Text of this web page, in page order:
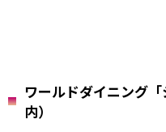
ワールドダイニング
内）